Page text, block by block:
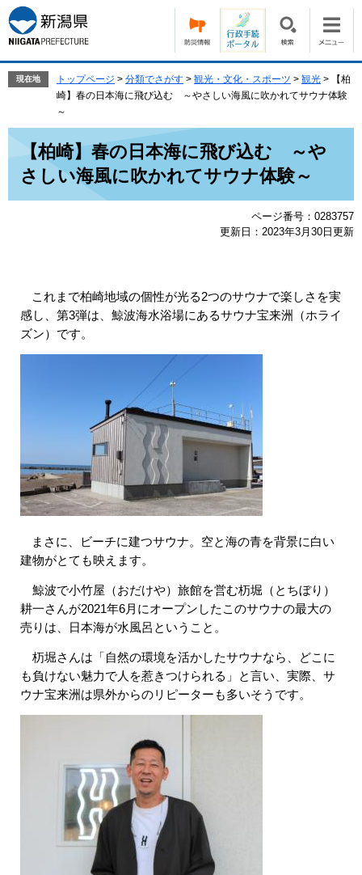
ー
ジ
の
す。
ニ
ュ
ー
し
現在地 トップページ > 分類でさがす > 観光・文化・スポーツ > 観光 >
【柏
崎】春の日本海に飛び込む ～やさしい海風に吹かれてサウナ体験
～
【柏崎】春の日本海に飛び込む ～や
さしい海風に吹かれてサウナ体験～
ページ番号：0283757
更新日：2023年3月30日更新
これまで柏崎地域の個性が光る2つのサウナで楽しさを実
感し、第3弾は、鯨波海水浴場にあるサウナ宝来洲（ホライ
ズン）です。
まさに、ビーチに建つサウナ。空と海の青を背景に白い
建物がとても映えます。
鯨波で小竹屋（おだけや）旅館を営む杤堀（とちぼり）
耕一さんが2021年6月にオープンしたこのサウナの最大の
売りは、日本海が水風呂ということ。
杤堀さんは「自然の環境を活かしたサウナなら、どこに
も負けない魅力で人を惹きつけられる」と言い、実際、サ
ウナ宝来洲は県外からのリピーターも多いそうです。